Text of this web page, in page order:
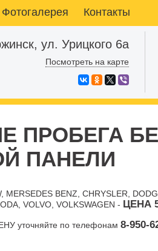
Фотогалерея Контакты
ул. Урицкого 6а
Посмотреть на карте
ПРОБЕГА
ПАНЕЛИ
BENZ, CHRYSLER,
VOLVO, VOLKSWAGEN - ЦЕНА
уточняйте по телефонам 8-950-